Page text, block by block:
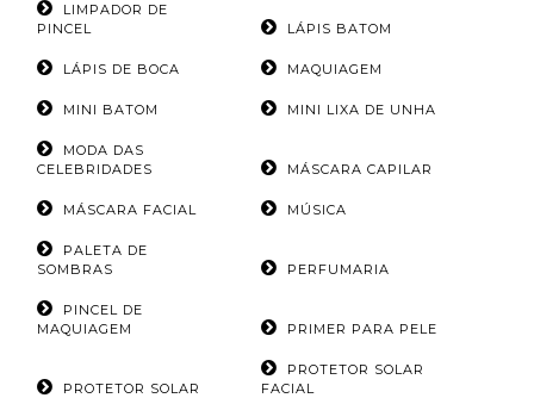
LIMPADOR DE
PINCEL
LÁPIS BATOM
LÁPIS DE BOCA MAQUIAGEM
MINI BATOM MINI LIXA DE UNHA
MODA DAS
CELEBRIDADES
MÁSCARA CAPILAR
MÁSCARA FACIAL MÚSICA
PALETA DE
SOMBRAS
PERFUMARIA
PINCEL DE
MAQUIAGEM
PRIMER PARA PELE
PROTETOR SOLAR
PROTETOR SOLAR
FACIAL